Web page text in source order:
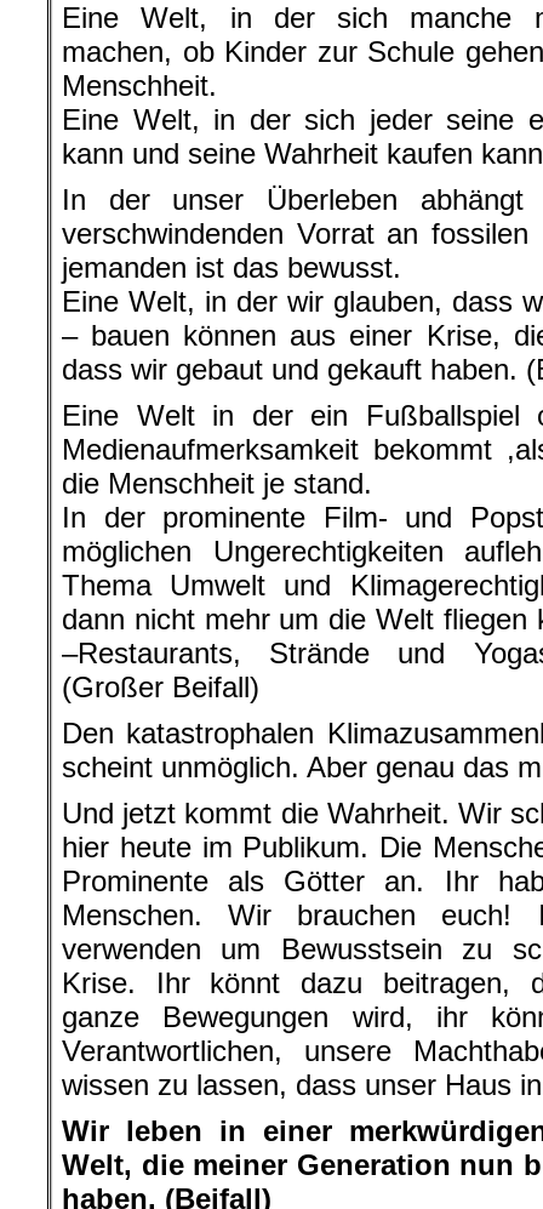
Eine Welt, in der sich manche
machen, ob Kinder zur Schule
Menschheit.
Eine Welt, in der sich jeder seine
kann und seine Wahrheit kaufen
In der unser Überleben
verschwindenden Vorrat an
jemanden ist das bewusst.
Eine Welt, in der wir glauben, dass
– bauen können aus einer Krise,
dass wir gebaut und gekauft haben.
Eine Welt in der ein Fußballspiel
Medienaufmerksamkeit bekommt
die Menschheit je stand.
In der prominente Film- und
möglichen Ungerechtigkeiten
Thema Umwelt und
dann nicht mehr um die Welt fliegen
–Restaurants, Strände und
(Großer Beifall)
Den katastrophalen
scheint unmöglich. Aber genau das
Und jetzt kommt die Wahrheit. Wir
hier heute im Publikum. Die
Prominente als Götter an. Ihr
Menschen. Wir brauchen
verwenden um Bewusstsein zu
Krise. Ihr könnt dazu beitragen,
ganze Bewegungen wird, ihr
Verantwortlichen, unsere
wissen zu lassen, dass unser Haus
Wir leben in einer
Welt, die meiner Generation nun
haben. (Beifall)